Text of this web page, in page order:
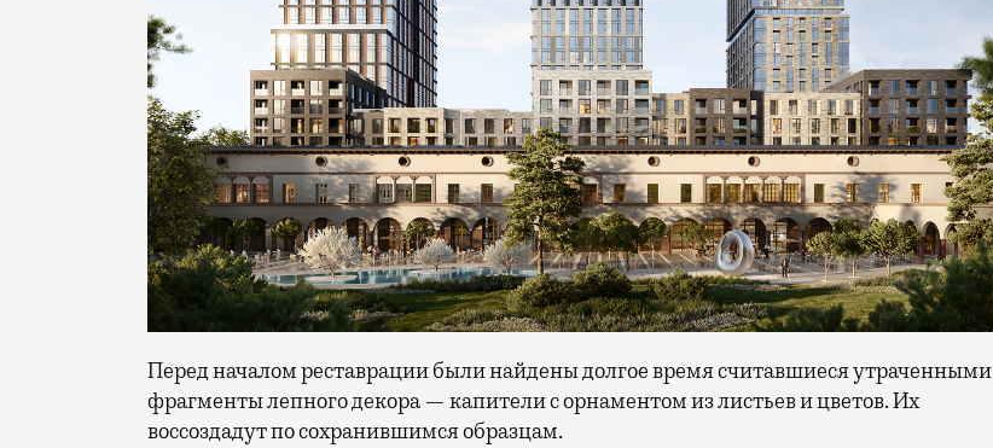
Перед началом реставрации были найдены долгое время считавшиеся утраченными
фрагменты лепного декора — капители с орнаментом из листьев и цветов. Их
воссоздадут по сохранившимся образцам.